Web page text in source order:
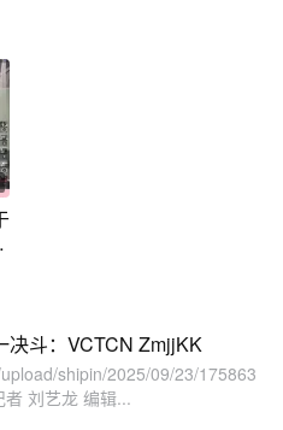
决斗：VCTCN ZmjjKK
shipin/2025/09/23/175863
刘艺龙 编辑...